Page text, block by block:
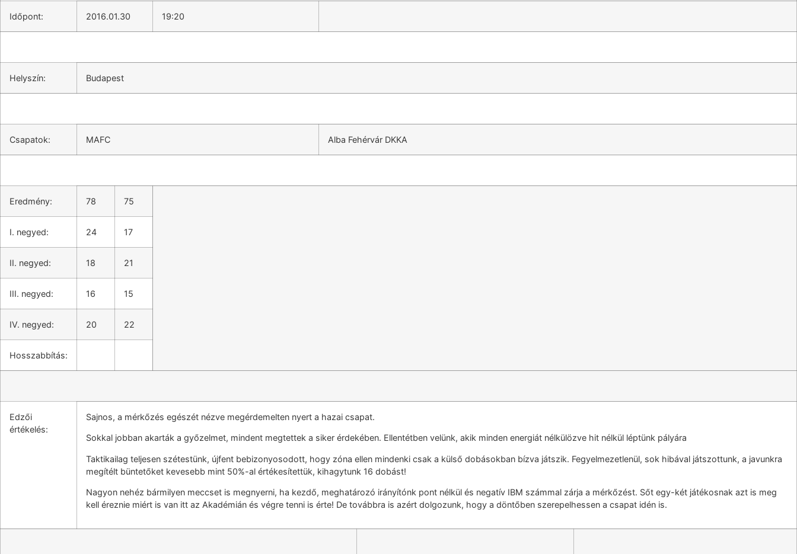
Időpont: 2016.01.30 19:20
Helyszín: Budapest
Csapatok: MAFC Alba Fehérvár DKKA
Eredmény: 78 75
I. negyed: 24 17
II. negyed: 18 21
III. negyed: 16 15
IV. negyed: 20 22
Hosszabbítás:
Edzői
értékelés:
Sajnos, a mérkőzés egészét nézve megérdemelten nyert a hazai csapat.
Sokkal jobban akarták a győzelmet, mindent megtettek a siker érdekében. Ellentétben velünk, akik minden energiát nélkülözve hit nélkül léptünk pályára
Taktikailag teljesen szétestünk, újfent bebizonyosodott, hogy zóna ellen mindenki csak a külső dobásokban bízva játszik. Fegyelmezetlenül, sok hibával játszottunk, a javunkra
megítélt büntetőket kevesebb mint 50%-al értékesítettük, kihagytunk 16 dobást!
Nagyon nehéz bármilyen meccset is megnyerni, ha kezdő, meghatározó irányítónk pont nélkül és negatív IBM számmal zárja a mérkőzést. Sőt egy-két játékosnak azt is meg
kell éreznie miért is van itt az Akadémián és végre tenni is érte! De továbbra is azért dolgozunk, hogy a döntőben szerepelhessen a csapat idén is.